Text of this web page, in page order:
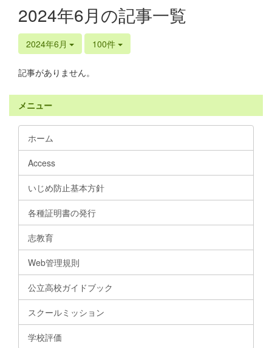
2024年6月の記事一覧
2024年6月 100件
記事がありません。
メニュー
ホーム
Access
いじめ防止基本方針
各種証明書の発行
志教育
Web管理規則
公立高校ガイドブック
スクールミッション
学校評価